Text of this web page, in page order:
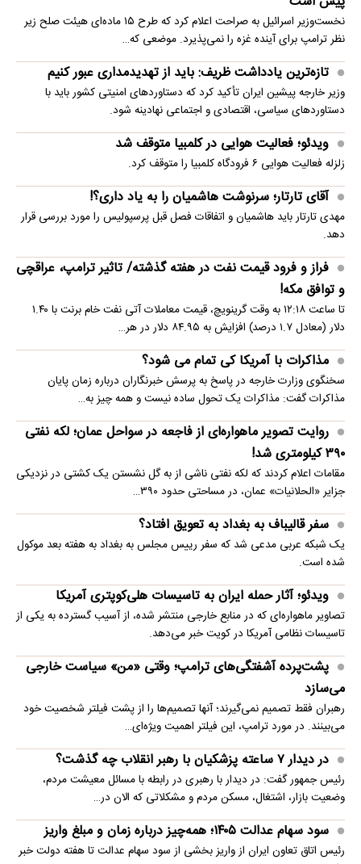
نخست‌وزیر اسرائیل به صراحت اعلام کرد که طرح ۱۵ ماده‌ای هیئت صلح زیر
نظر ترامپ برای آینده غزه را نمی‌پذیرد. موضعی که…
تازه‌ترین یادداشت ظریف: باید از تهدیدمداری عبور کنیم
وزیر خارجه پیشین ایران تأکید کرد که دستاوردهای امنیتی کشور باید با
دستاوردهای سیاسی، اقتصادی و اجتماعی نهادینه شود.
ویدئو؛ فعالیت هوایی در کلمبیا متوقف شد
زلزله فعالیت هوایی ۶ فرودگاه کلمبیا را متوقف کرد.
آقای تارتار؛ سرنوشت هاشمیان را به یاد داری؟!
مهدی تارتار باید هاشمیان و اتفاقات فصل قبل پرسپولیس را مورد بررسی قرار
دهد.
فراز و فرود قیمت نفت در هفته گذشته/ تاثیر ترامپ، عراقچی
و توافق مکه!
تا ساعت ۱۲:۱۸ به وقت گرینویچ، قیمت معاملات آتی نفت خام برنت با ۱.۴۰
دلار (معادل ۱.۷ درصد) افزایش به ۸۴.۹۵ دلار در هر…
مذاکرات با آمریکا کی تمام می شود؟
سخنگوی وزارت خارجه در پاسخ به پرسش خبرنگاران درباره زمان پایان
مذاکرات گفت: مذاکرات یک تحول ساده نیست و همه چیز به…
روایت تصویر ماهواره‌ای از فاجعه در سواحل عمان؛ لکه نفتی
۳۹۰ کیلومتری شد!
مقامات اعلام کردند که لکه نفتی ناشی از به گل نشستن یک کشتی در نزدیکی
جزایر «الحلانیات» عمان، در مساحتی حدود ۳۹۰…
سفر قالیباف به بغداد به تعویق افتاد؟
یک شبکه عربی مدعی شد که سفر رییس مجلس به بغداد به هفته بعد موکول
شده است.
ویدئو؛ آثار حمله ایران به تاسیسات هلی‌کوپتری آمریکا
تصاویر ماهواره‌ای که در منابع خارجی منتشر شده، از آسیب گسترده به یکی از
تاسیسات نظامی آمریکا در کویت خبر می‌دهد.
پشت‌پرده آشفتگی‌های ترامپ؛ وقتی «من» سیاست خارجی
می‌سازد
رهبران فقط تصمیم نمی‌گیرند؛ آنها تصمیم‌ها را از پشت فیلتر شخصیت خود
می‌بینند. در مورد ترامپ، این فیلتر اهمیت ویژه‌ای…
در دیدار ۷ ساعته پزشکیان با رهبر انقلاب چه گذشت؟
رئیس جمهور گفت: در دیدار با رهبری در رابطه با مسائل معیشت مردم،
وضعیت بازار، اشتغال، مسکن مردم و مشکلاتی که الان در…
سود سهام عدالت ۱۴۰۵؛ همه‌چیز درباره زمان و مبلغ واریز
رئیس اتاق تعاون ایران از واریز بخشی از سود سهام عدالت تا هفته دولت خبر